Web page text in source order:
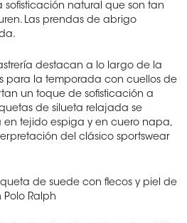
natural que son tan
Las prendas de abrigo
destacan a lo largo de la
para la temporada con cuellos de
un toque de sofisticación a
de silueta relajada se
en tejido espiga y en cuero napa,
del clásico sportswear
de suede con flecos y piel de
Ralph